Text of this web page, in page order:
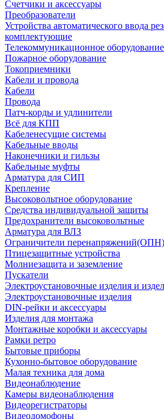
Счетчики и аксессуары
Преобразователи
Устройства автоматического ввода
комплектующие
Телекоммуникационное оборудование
Пожарное оборудование
Токоприемники
Кабели и провода
Кабели
Провода
Патч-корды и удлинители
Всё для КПП
Кабеленесущие системы
Кабельные вводы
Наконечники и гильзы
Кабельные муфты
Арматура для СИП
Крепление
Высоковольтное оборудование
Средства индивидуальной защиты
Предохранители высоковольтные
Арматура для ВЛЗ
Ограничители перенапряжений(ОПН)
Птицезащитные устройства
Молниезащита и заземление
Пускатели
Электроустановочные изделия и
Электроустановочные изделия
DIN-рейки и аксессуары
Изделия для монтажа
Монтажные коробки и аксессуары
Рамки ретро
Бытовые приборы
Кухонно-бытовое оборудование
Малая техника для дома
Видеонаблюдение
Камеры видеонаблюдения
Видеорегистраторы
Видеодомофоны